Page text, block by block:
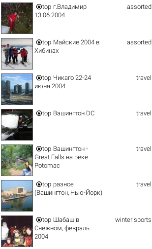
top г.Владимир
13.06.2004
assorted
top Майские 2004 в
Хибинах
assorted
top Чикаго 22-24
июня 2004
travel
top Вашингтон DC travel
top Вашингтон -
Great Falls на реке
Potomac
travel
top разное
(Вашингтон, Нью-Йорк)
travel
top Шабаш в
Снежном, февраль
2004
winter sports